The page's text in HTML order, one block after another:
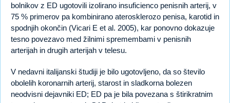
bolnikov z ED ugotovili izolirano insuficienco penisnih arterij, v
75 % primerov pa kombinirano aterosklerozo penisa, karotid in
spodnjih okončin (Vicari E et al. 2005), kar ponovno dokazuje
tesno povezavo med žilnimi spremembami v penisnih
arterijah in drugih arterijah v telesu.
V nedavni italijanski študiji je bilo ugotovljeno, da so število
obolelih koronarnih arterij, starost in sladkorna bolezen
neodvisni dejavniki ED; ED pa je bila povezana s štirikratnim